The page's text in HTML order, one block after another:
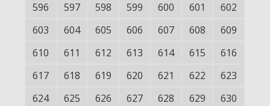
596
597 598 599 600 601
602
603
604 605 606 607 608
609
610
611 612 613 614 615
616
617
618 619 620 621 622
623
624
625 626 627 628 629
630